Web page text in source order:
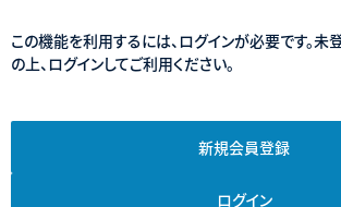
この機能を利用するには、ログインが必要です。
の上、ログインしてご利用ください。
新規会員登録
ログイン